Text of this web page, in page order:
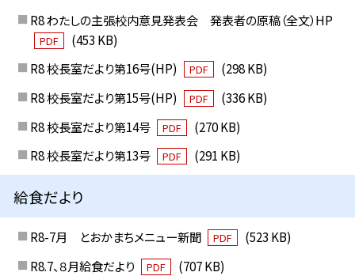
R8 わたしの主張校内意見発表会 発表者の原稿（全文）HP
PDF
(453 KB)
R8 校長室だより第16号(HP)
PDF
(298 KB)
R8 校長室だより第15号(HP)
PDF
(336 KB)
R8 校長室だより第14号
PDF
(270 KB)
R8 校長室だより第13号
PDF (291 KB)
給食だより
R8-7月 とおかまちメニュー新聞 PDF
(523 KB)
R8.7、８月給食だより
PDF
(707 KB)